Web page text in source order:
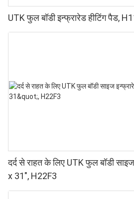
UTK फुल बॉडी इन्फ्रारेड हीटिंग पैड,
दर्द से राहत के लिए UTK फुल बॉडी
x 31", H22F3